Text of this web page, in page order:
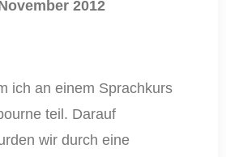
2012
ich an einem Sprachkurs
teil. Darauf
wir durch eine